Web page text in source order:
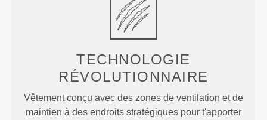
TECHNOLOGIE
RÉVOLUTIONNAIRE
Vêtement conçu avec des zones de ventilation et de
maintien à des endroits stratégiques pour t'apporter